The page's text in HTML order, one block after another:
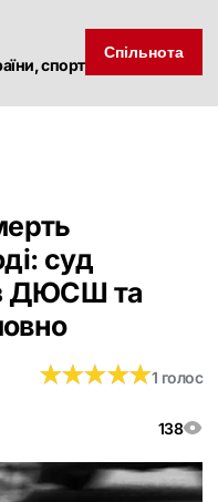
спорт
Спільнота
суд
ДЮСШ та
138
★★★★★
★★★★★1 голос